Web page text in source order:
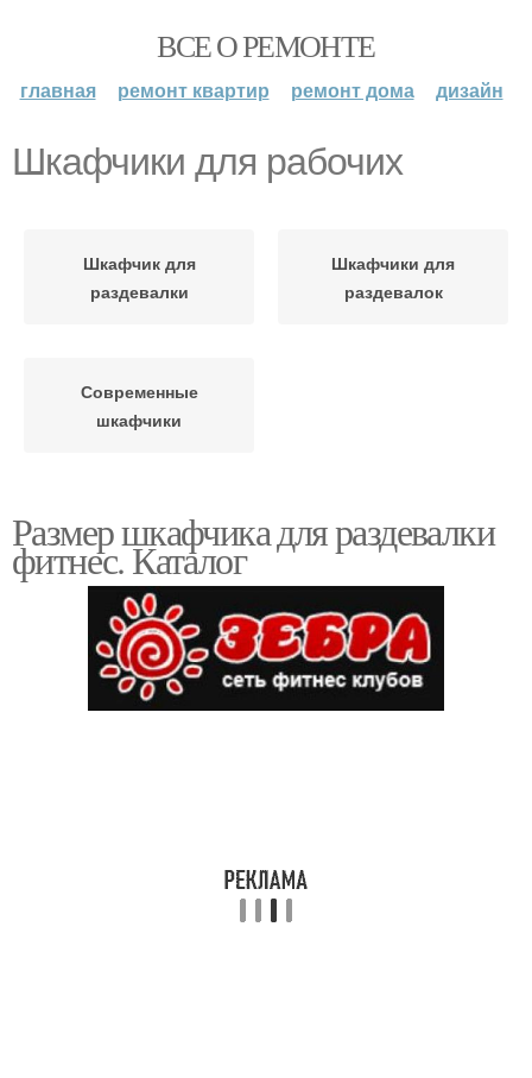
ВСЕ О РЕМОНТЕ
главная ремонт квартир ремонт дома дизайн
Шкафчики для рабочих
Шкафчик для
раздевалки
Шкафчики для
раздевалок
Современные
шкафчики
Размер шкафчика для раздевалки
фитнес. Каталог